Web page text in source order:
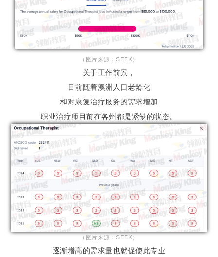
（图片来源：SEEK）
关于工作前景，
目前随着澳洲人口老龄化
和对康复治疗服务的需求增加
职业治疗师目前在各州都是紧缺的状态。
（图片来源：SEEK）
逐渐增高的需求量也就促使此专业